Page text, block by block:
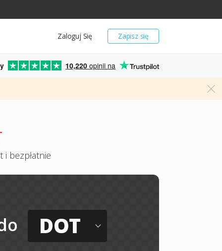
Zapisz się
Zaloguj Się
10,220 opinii na
bezpłatnie
DOT